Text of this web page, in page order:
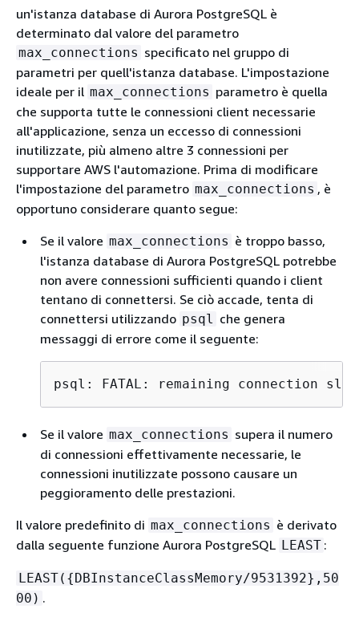
un'istanza database di Aurora PostgreSQL è
determinato dal valore del parametro
max_connections specificato nel gruppo di
parametri per quell'istanza database. L'impostazione
ideale per il max_connections parametro è quella
che supporta tutte le connessioni client necessarie
all'applicazione, senza un eccesso di connessioni
inutilizzate, più almeno altre 3 connessioni per
supportare AWS l'automazione. Prima di modificare
l'impostazione del parametro max_connections , è
opportuno considerare quanto segue:
Se il valore max_connections è troppo basso,
l'istanza database di Aurora PostgreSQL potrebbe
non avere connessioni sufficienti quando i client
tentano di connettersi. Se ciò accade, tenta di
connettersi utilizzando psql che genera
messaggi di errore come il seguente:
psql: FATAL: remaining connection
Se il valore max_connections supera il numero
di connessioni effettivamente necessarie, le
connessioni inutilizzate possono causare un
peggioramento delle prestazioni.
Il valore predefinito di max_connections è derivato
dalla seguente funzione Aurora PostgreSQL LEAST :
LEAST( {DBInstanceClassMemory/9531392},50
00) .